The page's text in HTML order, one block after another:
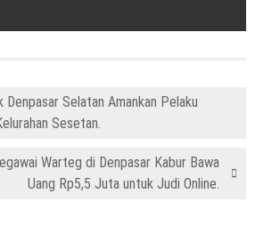
Selatan Amankan Pelaku
Sesetan.
Warteg di Denpasar Kabur Bawa
Uang Rp5,5 Juta untuk Judi Online.